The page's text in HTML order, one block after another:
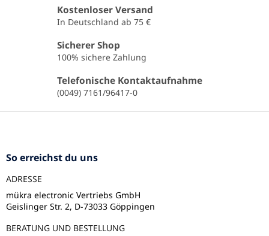
e
l
e
n
t
e
d
e
Kostenloser Versand
In Deutschland ab 75 €
Sicherer Shop
100% sichere Zahlung
Telefonische Kontaktaufnahme
(0049) 7161/96417-0
F
So erreichst du uns
ADRESSE
mükra electronic Vertriebs GmbH
Geislinger Str. 2, D-73033 Göppingen
BERATUNG UND BESTELLUNG